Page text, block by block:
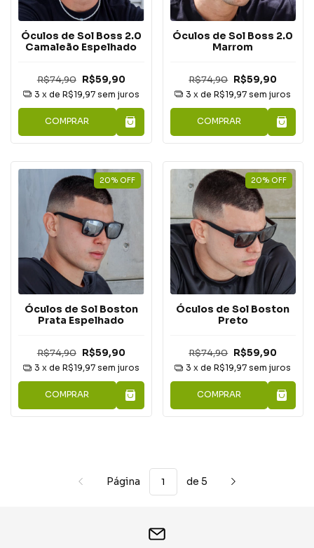
Óculos de Sol Boss 2.0
Camaleão Espelhado
R$74,90 R$59,90
3 x de R$19,97 sem juros
COMPRAR
Óculos de Sol Boss 2.0
Marrom
R$74,90 R$59,90
3 x deR$19,97 sem juros
COMPRAR
20% OFF
Óculos de Sol Boston
Prata Espelhado
R$74,90 R$59,90
3 x de R$19,97 sem juros
COMPRAR
20% OFF
Óculos de Sol Boston
Preto
R$74,90 R$59,90
3 x deR$19,97 sem juros
COMPRAR
Página de 5